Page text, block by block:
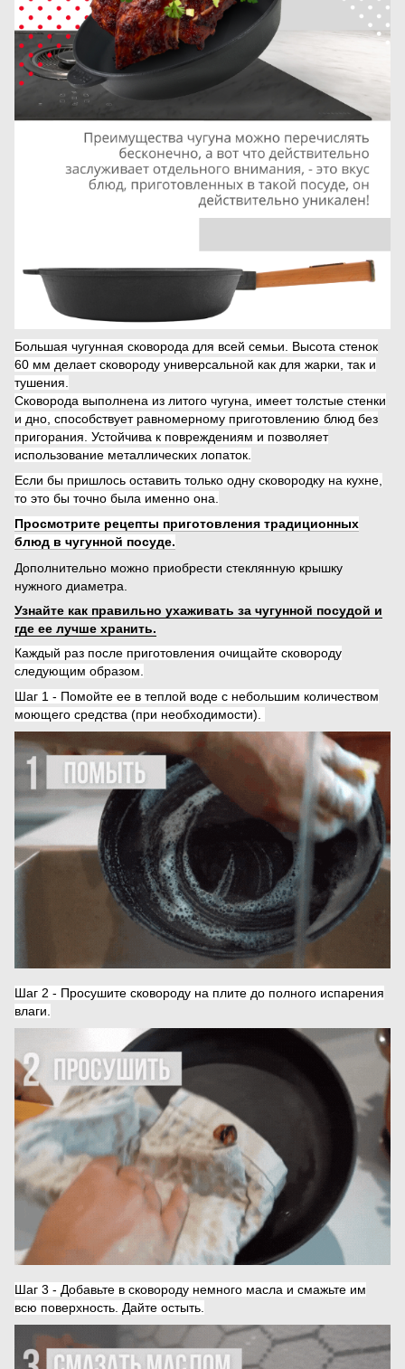
Большая чугунная сковорода для всей семьи. Высота стенок
60 мм делает сковороду универсальной как для жарки, так и
тушения.
Сковорода выполнена из литого чугуна, имеет толстые стенки
и дно, способствует равномерному приготовлению блюд без
пригорания. Устойчива к повреждениям и позволяет
использование металлических лопаток.
Если бы пришлось оставить только одну сковородку на кухне,
то это бы точно была именно она.
Просмотрите рецепты приготовления традиционных
блюд в чугунной посуде.
Дополнительно можно приобрести стеклянную крышку
нужного диаметра.
Узнайте как правильно ухаживать за чугунной посудой и
где ее лучше хранить.
Каждый раз после приготовления очищайте сковороду
следующим образом.
Шаг 1 - Помойте ее в теплой воде с небольшим количеством
моющего средства (при необходимости).
Шаг 2 - Просушите сковороду на плите до полного испарения
влаги.
Шаг 3 - Добавьте в сковороду немного масла и смажьте им
всю поверхность. Дайте остыть.